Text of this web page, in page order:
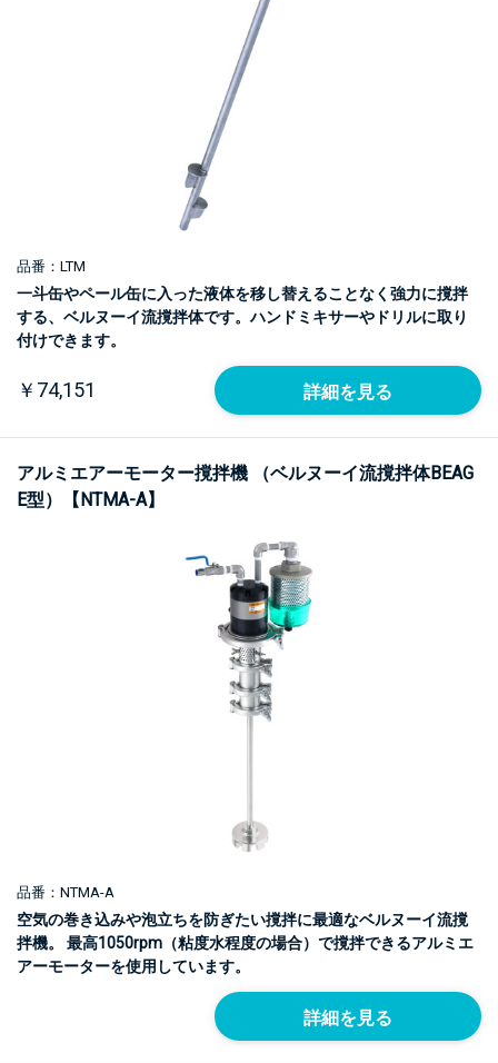
品番：LTM
一斗缶やペール缶に入った液体を移し替えることなく強力に撹拌
する、ベルヌーイ流撹拌体です。ハンドミキサーやドリルに取り
付けできます。
￥74,151 詳細を見る
アルミエアーモーター撹拌機 （ベルヌーイ流撹拌体BEAG
E型）【NTMA-A】
品番：NTMA-A
空気の巻き込みや泡立ちを防ぎたい撹拌に最適なベルヌーイ流撹
拌機。 最高1050rpm（粘度水程度の場合）で撹拌できるアルミエ
アーモーターを使用しています。
詳細を見る